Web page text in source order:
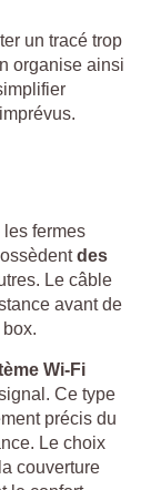
un tracé trop
organise ainsi
fermes
des
Le câble
avant de
Wi-Fi
Ce type
précis du
Le choix
couverture